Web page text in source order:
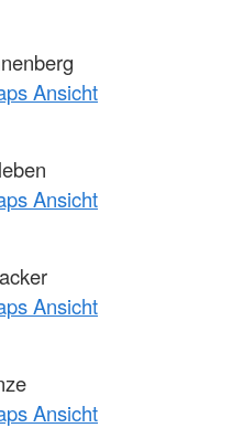
Ansicht
Ansicht
Ansicht
Ansicht